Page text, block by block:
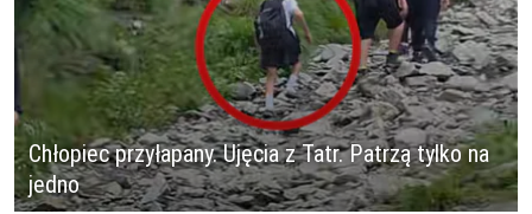
Chłopiec przyłapany. Ujęcia z Tatr. Patrzą tylko na
jedno